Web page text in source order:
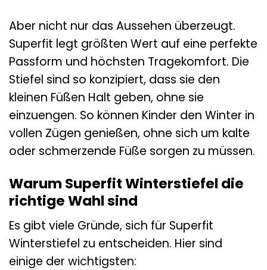
Aber nicht nur das Aussehen überzeugt.
Superfit legt größten Wert auf eine perfekte
Passform und höchsten Tragekomfort. Die
Stiefel sind so konzipiert, dass sie den
kleinen Füßen Halt geben, ohne sie
einzuengen. So können Kinder den Winter in
vollen Zügen genießen, ohne sich um kalte
oder schmerzende Füße sorgen zu müssen.
Warum Superfit Winterstiefel die
richtige Wahl sind
Es gibt viele Gründe, sich für Superfit
Winterstiefel zu entscheiden. Hier sind
einige der wichtigsten: